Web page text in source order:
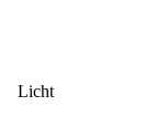
Licht